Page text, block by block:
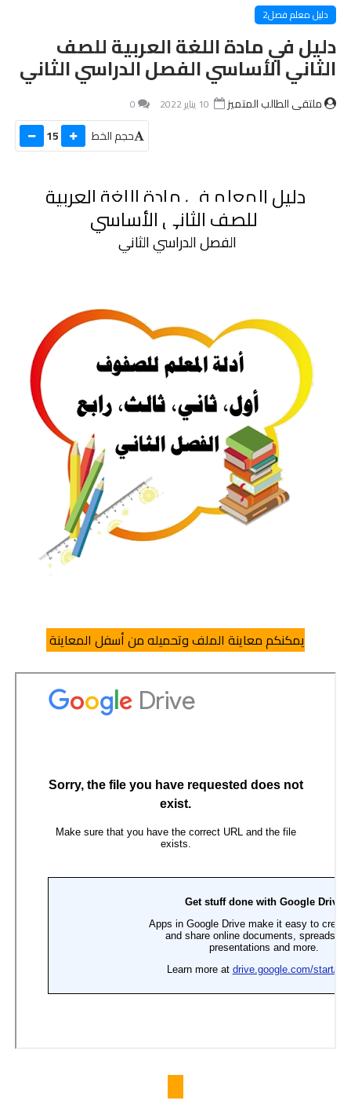
دليل معلم فصل2
دليل في مادة اللغة العربية للصف
الثاني الأساسي الفصل الدراسي الثاني
ملتقى الطالب المتميز 0
حجم الخط 15
دليل المعلم في مادة اللغة العربية
الفصل الدراسي الثاني
يمكنكم معاينة الملف وتحميله من أسفل المعاينة